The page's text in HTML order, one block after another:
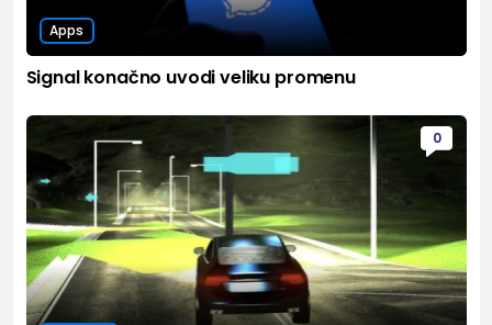
Apps
Signal konačno uvodi veliku promenu
0